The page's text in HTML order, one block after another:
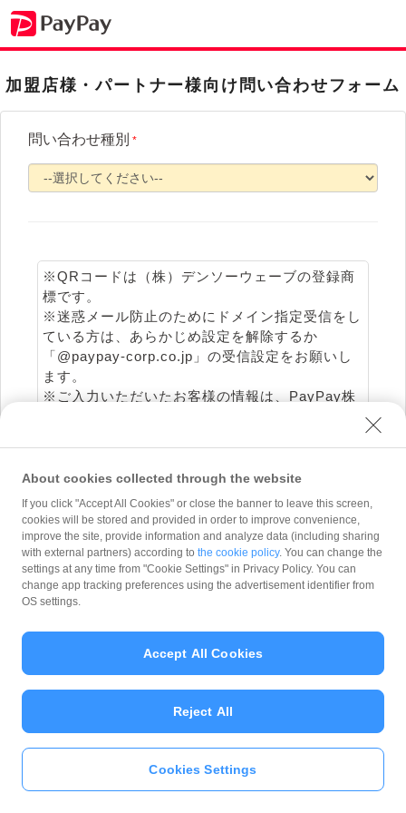
加盟店様・パートナー様向け問い合わせフォーム
問い合わせ種別 *
※QRコードは（株）デンソーウェーブの登録商
標です。
※迷惑メール防止のためにドメイン指定受信をし
ている方は、あらかじめ設定を解除するか
「@paypay-corp.co.jp」の受信設定をお願いし
ます。
※ご入力いただいたお客様の情報は、PayPay株
情報を利用することはありません。
Copyright (C) 2026 PayPay Corporation. All Rights Reserved.
About cookies collected through the website
If you click "Accept All Cookies" or close the banner to leave this screen,
cookies will be stored and provided in order to improve convenience,
improve the site, provide information and analyze data (including sharing
with external partners) according to the cookie policy. You can change the
settings at any time from "Cookie Settings" in Privacy Policy. You can
change app tracking preferences using the advertisement identifier from
OS settings.
Cookies Settings
Reject All
Accept All Cookies